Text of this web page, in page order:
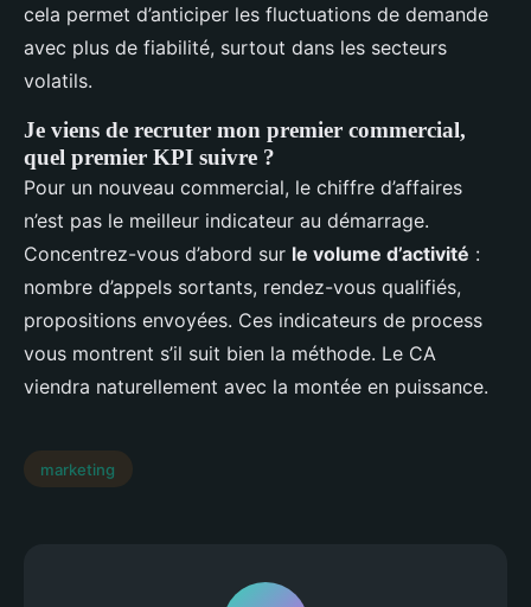
cela permet d’anticiper les fluctuations de demande
avec plus de fiabilité, surtout dans les secteurs
volatils.
Je viens de recruter mon premier commercial,
quel premier KPI suivre ?
Pour un nouveau commercial, le chiffre d’affaires
n’est pas le meilleur indicateur au démarrage.
Concentrez-vous d’abord sur le volume d’activité :
nombre d’appels sortants, rendez-vous qualifiés,
propositions envoyées. Ces indicateurs de process
vous montrent s’il suit bien la méthode. Le CA
viendra naturellement avec la montée en puissance.
marketing